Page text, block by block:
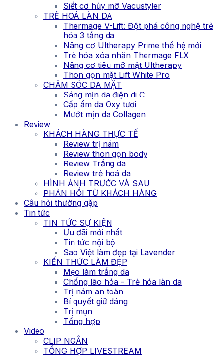
Siết cơ hủy mỡ Vacustyler
TRẺ HOÁ LÀN DA
Thermage V-Lift: Đột phá công nghệ trẻ
hóa 3 tầng da
Nâng cơ Ultherapy Prime thế hệ mới
Trẻ hóa xóa nhăn Thermage FLX
Nâng cơ tiêu mỡ mặt Ultherapy
Thon gọn mặt Lift White Pro
CHĂM SÓC DA MẶT
Sáng mịn da điện di C
Cấp ẩm da Oxy tươi
Mướt mịn da Collagen
Review
KHÁCH HÀNG THỰC TẾ
Review trị nám
Review thon gọn body
Review Trắng da
Review trẻ hoá da
HÌNH ẢNH TRƯỚC VÀ SAU
PHẢN HỒI TỪ KHÁCH HÀNG
Câu hỏi thường gặp
Tin tức
TIN TỨC SỰ KIỆN
Ưu đãi mới nhất
Tin tức nội bộ
Sao Việt làm đẹp tại Lavender
KIẾN THỨC LÀM ĐẸP
Mẹo làm trắng da
Chống lão hóa - Trẻ hóa làn da
Trị nám an toàn
Bí quyết giữ dáng
Trị mụn
Tổng hợp
Video
CLIP NGẮN
TỔNG HỢP LIVESTREAM